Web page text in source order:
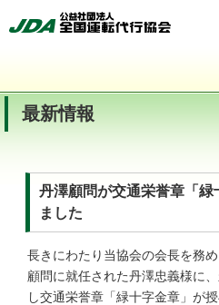
最新情報
丹澤顧問が交通栄誉章「
ました
長きにわたり当協会の会長を務
顧問に就任された丹澤忠義様に
し交通栄誉章「緑十字金章」が授